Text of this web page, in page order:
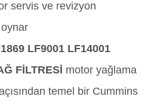
servis ve revizyon
LF9001 LF14001
FİLTRESİ motor yağlama
temel bir Cummins